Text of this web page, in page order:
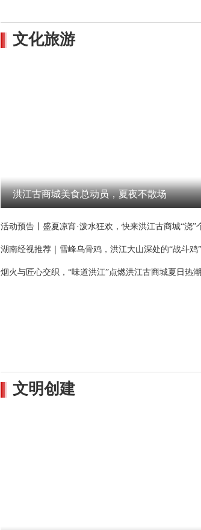
文化旅游
洪江古商城美食总动员，夏夜不散场
活动预告丨盛夏凉宵·泼水狂欢，快来洪江古商城“浇”
湖南经视推荐｜雪峰乌骨鸡，洪江大山深处的“战斗鸡”
烟火与匠心交织，“味道洪江”点燃洪江古商城夏日热潮
文明创建